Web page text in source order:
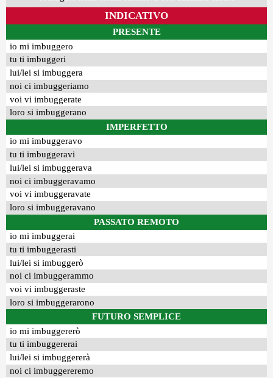
INDICATIVO
PRESENTE
io mi imbuggero
tu ti imbuggeri
lui/lei si imbuggera
noi ci imbuggeriamo
voi vi imbuggerate
loro si imbuggerano
IMPERFETTO
io mi imbuggeravo
tu ti imbuggeravi
lui/lei si imbuggerava
noi ci imbuggeravamo
voi vi imbuggeravate
loro si imbuggeravano
PASSATO REMOTO
io mi imbuggerai
tu ti imbuggerasti
lui/lei si imbuggerò
noi ci imbuggerammo
voi vi imbuggeraste
loro si imbuggerarono
FUTURO SEMPLICE
io mi imbuggererò
tu ti imbuggererai
lui/lei si imbuggererà
noi ci imbuggereremo